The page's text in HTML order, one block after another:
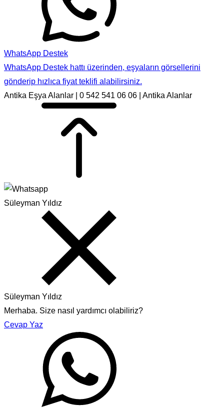
WhatsApp Destek
WhatsApp Destek hattı üzerinden, eşyaların görsellerini
gönderip hızlıca fiyat teklifi alabilirsiniz.
Antika Eşya Alanlar | 0 542 541 06 06 | Antika Alanlar
Süleyman Yıldız
Süleyman Yıldız
Merhaba. Size nasıl yardımcı olabiliriz?
Cevap Yaz